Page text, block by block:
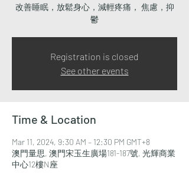
改善睡眠，放鬆身心，減輕疼痛， 焦慮，抑
鬱
Registration is closed
See other events
Time & Location
Mar 11, 2024, 9:30 AM – 12:30 PM GMT+8
澳門量思, 澳門宋玉生廣場181-187號, 光輝商業
中心12樓N座